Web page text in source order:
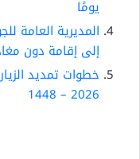
يومًا
المديرية العامة
إلى إقامة دون
1448 – 2026